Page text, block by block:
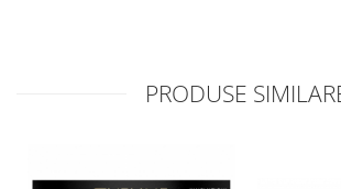
PRODUSE